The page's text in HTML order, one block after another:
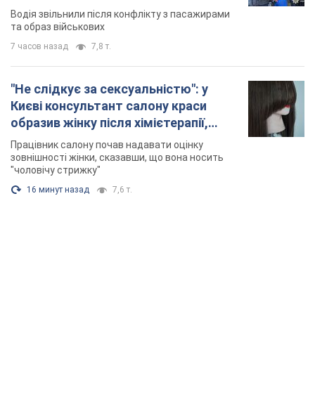
Відео
Водія звільнили після конфлікту з пасажирами
та образ військових
7 часов назад 7,8 т.
"Не слідкує за сексуальністю": у
Києві консультант салону краси
образив жінку після хімієтерапії,
розгорівся скандал. Фото
Працівник салону почав надавати оцінку
зовнішності жінки, сказавши, що вона носить
"чоловічу стрижку"
16 минут назад 7,6 т.